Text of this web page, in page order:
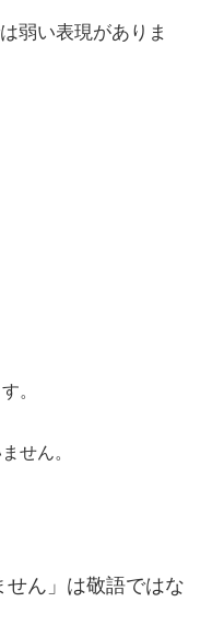
弱い表現がありま
。
せん。
せん」は敬語ではな